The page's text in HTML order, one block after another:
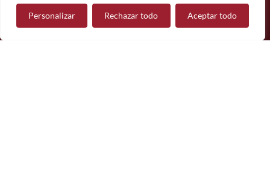
Personalizar Rechazar todo Aceptar todo
Contáctanos